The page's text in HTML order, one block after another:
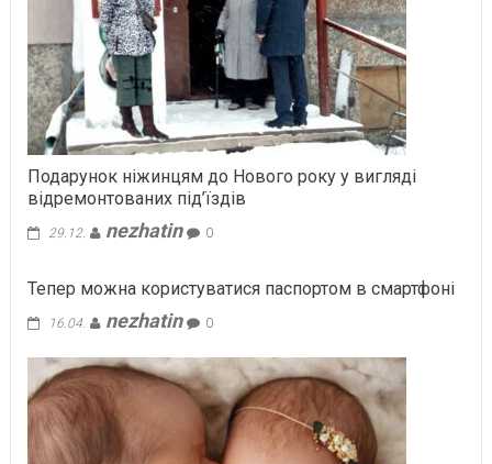
Подарунок ніжинцям до Нового року у вигляді
відремонтованих під’їздів
29.12. nezhatin 0
Тепер можна користуватися паспортом в смартфоні
16.04. nezhatin 0